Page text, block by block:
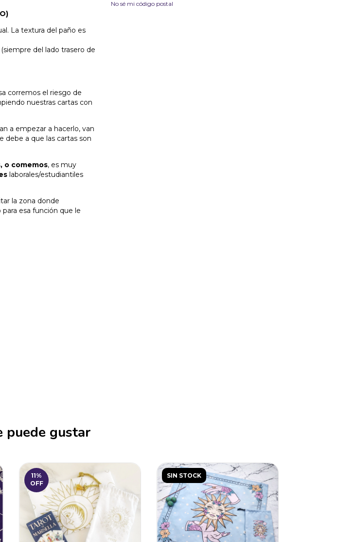
La textura del paño es
del lado trasero de
corremos el riesgo de
nuestras cartas con
a empezar a hacerlo, van
debe a que las cartas son
o comemos, es muy
laborales/estudiantiles
la zona donde
esa función que le
No sé mi código postal
puede gustar
11%
OFF
SIN STOCK